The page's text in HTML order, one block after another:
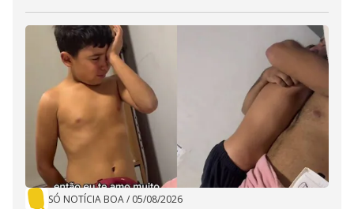
SÓ NOTÍCIA BOA/ 05/08/2026